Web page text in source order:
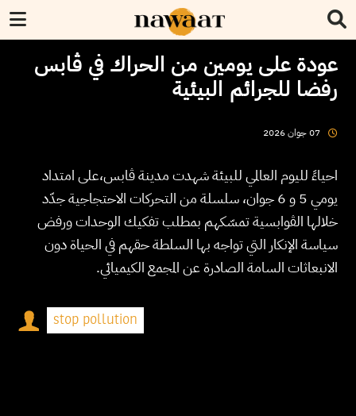
عودة على يومين من الحراك في ڤابس
رفضا للجرائم البيئية
07جوان2026
احياءً لليوم العالمي للبيئة شهدت مدينة ڤابس،على امتداد
يومي 5 و 6 جوان، سلسلة من التحركات الاحتجاجية جدّد
خلالها الڤوابسية تمسّكهم بمطلب تفكيك الوحدات ورفض
سياسة الإنكار التي تواجه بها السلطة حقهم في الحياة دون
الانبعاثات السامة الصادرة عن المجمع الكيميائي.
stop pollution